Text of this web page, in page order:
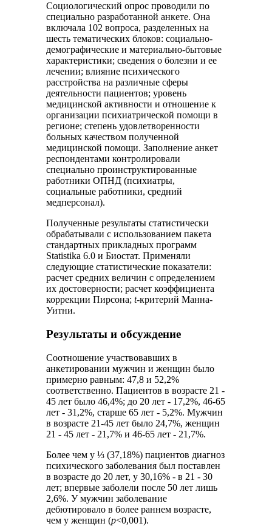
Социологический опрос проводили по
специально разработанной анкете. Она
включала 102 вопроса, разделенных на
шесть тематических блоков: социально-
демографические и материально-бытовые
характеристики; сведения о болезни и ее
лечении; влияние психического
расстройства на различные сферы
деятельности пациентов; уровень
медицинской активности и отношение к
организации психиатрической помощи в
регионе; степень удовлетворенности
больных качеством полученной
медицинской помощи. Заполнение анкет
респондентами контролировали
специально проинструктированные
работники ОПНД (психиатры,
социальные работники, средний
медперсонал).
Полученные результаты статистически
обрабатывали с использованием пакета
стандартных прикладных программ
Statistika 6.0 и Биостат. Применяли
следующие статистические показатели:
расчет средних величин с определением
их достоверности; расчет коэффициента
коррекции Пирсона;t-критерий Манна-
Уитни.
Результаты и обсуждение
Соотношение участвовавших в
анкетировании мужчин и женщин было
примерно равным: 47,8 и 52,2%
соответственно. Пациентов в возрасте 21 -
45 лет было 46,4%; до 20 лет - 17,2%, 46-65
лет - 31,2%, старше 65 лет - 5,2%. Мужчин
в возрасте 21-45 лет было 24,7%, женщин
21 - 45 лет - 21,7% и 46-65 лет - 21,7%.
Более чем у ⅓ (37,18%) пациентов диагноз
психического заболевания был поставлен
в возрасте до 20 лет, у 30,16% - в 21 - 30
лет; впервые заболели после 50 лет лишь
2,6%. У мужчин заболевание
дебютировало в более раннем возрасте,
чем у женщин (р<0,001).